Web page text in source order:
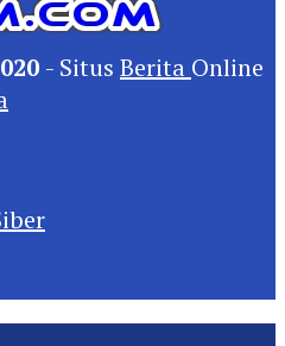
- Situs Berita Online